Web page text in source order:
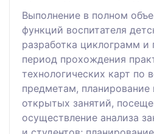
Выполнение в полном
функций воспитателя
разработка циклограмм и
период прохождения
технологических карт по
предметам, планирование
открытых занятий,
осуществление анализа